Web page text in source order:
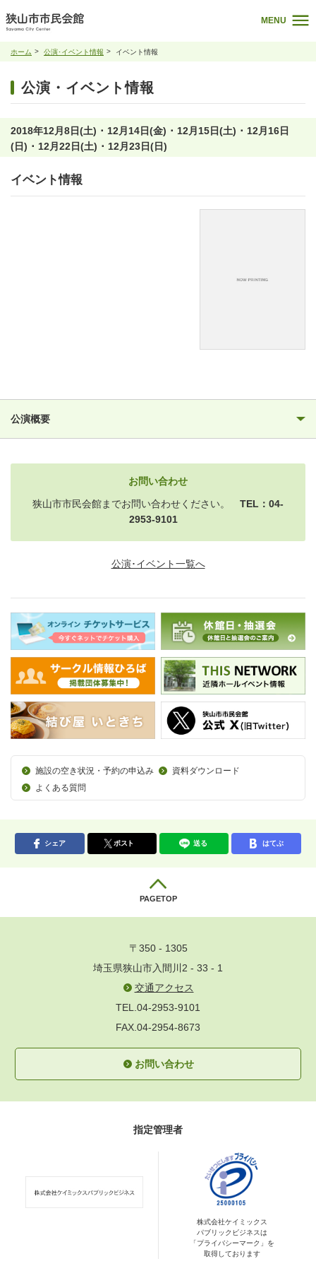
MENU
ホーム 公演･イベント情報 イベント情報
公演・イベント情報
2018年12月8日(土) ･ 12月14日(金) ･ 12月15日(土) ･ 12月16日
(日) ･ 12月22日(土) ･ 12月23日(日)
イベント情報
公演概要
お問い合わせ
狭山市市民会館までお問い合わせください。 TEL：04-
2953-9101
公演･イベント一覧へ
施設の空き状況・予約の申込み
資料ダウンロード
よくある質問
シェア ポスト 送る はてぶ
PAGETOP
〒350 - 1305
埼玉県狭山市入間川2 - 33 - 1
交通アクセス
TEL.04-2953-9101
FAX.04-2954-8673
お問い合わせ
指定管理者
株式会社ケイミックス
パブリックビジネスは
「プライバシーマーク」を
取得しております